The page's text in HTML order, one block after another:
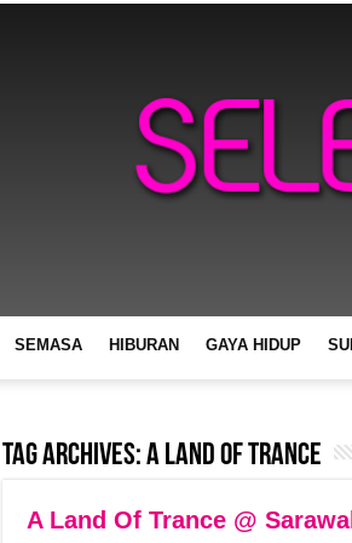
SEMASA HIBURAN GAYA HIDUP
Tag Archives:A Land Of Trance
A Land Of Trance @